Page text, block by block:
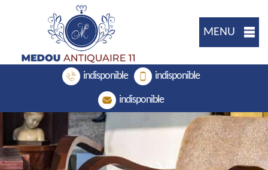
MENU
indisponible indisponible
indisponible